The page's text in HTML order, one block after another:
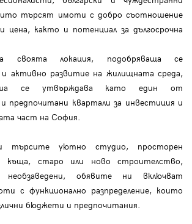
търсят имоти с добро съотношение
цена, както и потенциал за дългосрочна
своята локация, подобряваща се
активно развитие на жилищната среда,
се утвърждава като един от
предпочитани квартали за инвестиция и
част на София.
търсите уютно студио, просторен
къща, старо или ново строителство,
необзаведени, обявите ни включват
с функционално разпределение, които
бюджети и предпочитания.